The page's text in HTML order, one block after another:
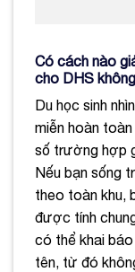
Có cách nào
cho DHS
Du học sinh
miễn hoàn
số trường hợp
Nếu bạn sống
theo toàn khu,
được tính
có thể khai
tên, từ đó